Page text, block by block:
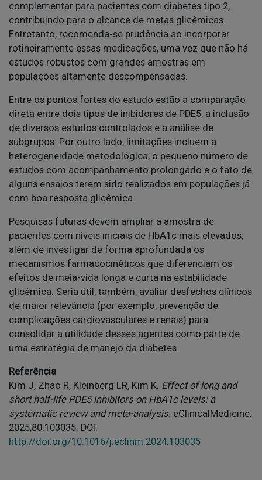
complementar para pacientes com diabetes tipo 2,
contribuindo para o alcance de metas glicêmicas.
Entretanto, recomenda-se prudência ao incorporar
rotineiramente essas medicações, uma vez que não há
estudos robustos com grandes amostras em
populações altamente descompensadas.
Entre os pontos fortes do estudo estão a comparação
direta entre dois tipos de inibidores de PDE5, a inclusão
de diversos estudos controlados e a análise de
subgrupos. Por outro lado, limitações incluem a
heterogeneidade metodológica, o pequeno número de
estudos com acompanhamento prolongado e o fato de
alguns ensaios terem sido realizados em populações já
com boa resposta glicêmica.
Pesquisas futuras devem ampliar a amostra de
pacientes com níveis iniciais de HbA1c mais elevados,
além de investigar de forma aprofundada os
mecanismos farmacocinéticos que diferenciam os
efeitos de meia-vida longa e curta na estabilidade
glicêmica. Seria útil, também, avaliar desfechos clínicos
de maior relevância (por exemplo, prevenção de
complicações cardiovasculares e renais) para
consolidar a utilidade desses agentes como parte de
uma estratégia de manejo da diabetes.
Referência
Kim J, Zhao R, Kleinberg LR, Kim K. Effect of long and
short half-life PDE5 inhibitors on HbA1c levels: a
systematic review and meta-analysis. eClinicalMedicine.
2025;80:103035. DOI:
http://doi.org/10.1016/j.eclinm.2024.103035